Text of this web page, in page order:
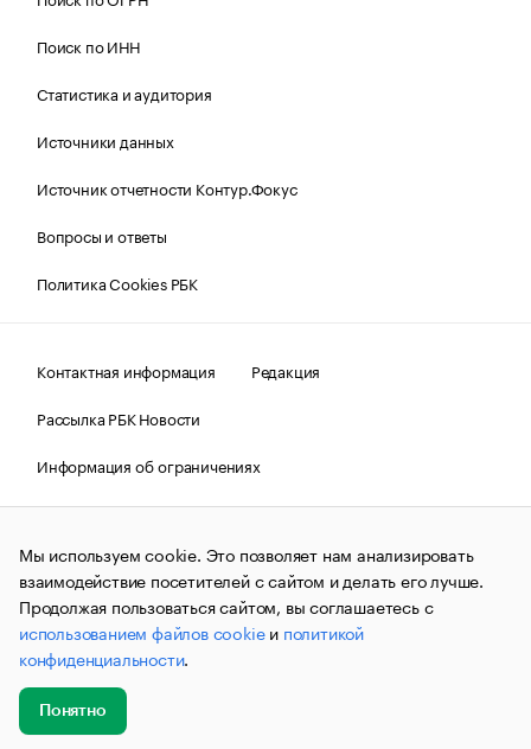
Поиск по ИНН
Статистика и аудитория
Источники данных
Источник отчетности Контур.Фокус
Вопросы и ответы
Политика Cookies РБК
Контактная информация
Редакция
Рассылка РБК Новости
Информация об ограничениях
Правовая информация
О соблюдении авторских прав
© АО «РОСБИЗНЕСКОНСАЛТИНГ»,1995–2026.Сообщения
и материалы информационного агентства «РБК»
(зарегистрировано Федеральной службой по надзору в сфере
связи, информационных технологий и массовых
коммуникаций (Роскомнадзор) 09.12.2015 за номером ИА
№ФС77-63848) сопровождаются пометкой «РБК». Отдельные
публикации могут содержать информацию,
не предназначенную для пользователей
до 18 лет.
Мы используем cookie. Это позволяет нам анализировать
взаимодействие посетителей с сайтом и делать его лучше.
Продолжая пользоваться сайтом, вы соглашаетесь с
использованием файлов cookieи политикой
конфиденциальности.
Понятно